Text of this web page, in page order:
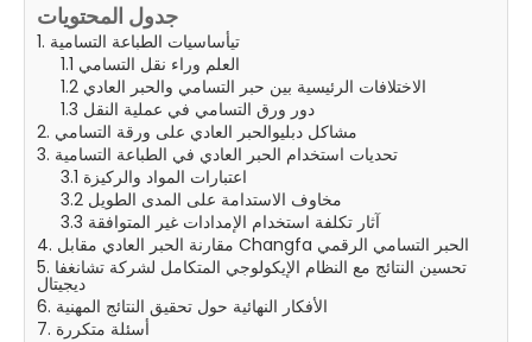
جدول المحتويات
1. تيأساسيات الطباعة التسامية
1.1 العلم وراء نقل التسامي
1.2 الاختلافات الرئيسية بين حبر التسامي والحبر العادي
1.3 دور ورق التسامي في عملية النقل
2. مشاكل دبليوالحبر العادي على ورقة التسامي
3. تحديات استخدام الحبر العادي في الطباعة التسامية
3.1 اعتبارات المواد والركيزة
3.2 مخاوف الاستدامة على المدى الطويل
3.3 آثار تكلفة استخدام الإمدادات غير المتوافقة
4. مقارنة الحبر العادي مقابل Changfa الحبر التسامي الرقمي
5. تحسين النتائج مع النظام الإيكولوجي المتكامل لشركة تشانغفا
ديجيتال
6. الأفكار النهائية حول تحقيق النتائج المهنية
7. أسئلة متكررة